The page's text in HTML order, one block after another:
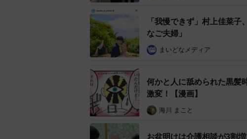
きか、多くの人が考える機会となった投稿
「我慢できず」村上佳菜
なご夫婦」
まいどなメディア
何かと人に舐められた黒
激変！【漫画】
海川 まこと
お盆明けは介護相談が3割